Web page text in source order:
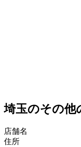
埼玉のその他
店舗名
住所